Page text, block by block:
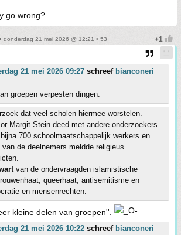
go wrong?
• donderdag 21 mei 2026 @ 12:21 • 53
21 mei 2026 09:27 schreef bianconeri
groepen verpesten dingen.
dat veel scholen hiermee worstelen.
Margit Stein deed met andere onderzoekers
700 schoolmaatschappelijk werkers en
van de deelnemers meldde religieus
van de ondervraagden islamistische
queerhaat, antisemitisme en
en mensenrechten.
kleine delen van groepen''.
21 mei 2026 10:22 schreef bianconeri